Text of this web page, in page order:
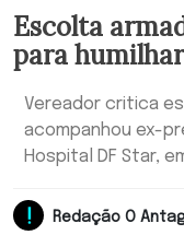
Escolta
para
Vereador critica
acompanhou ex-
Hospital DF Star,
Redação O